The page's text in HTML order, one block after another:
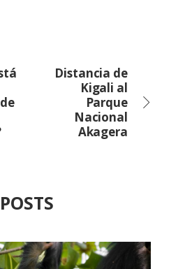
Distancia de
Kigali al
Parque
Nacional
Akagera